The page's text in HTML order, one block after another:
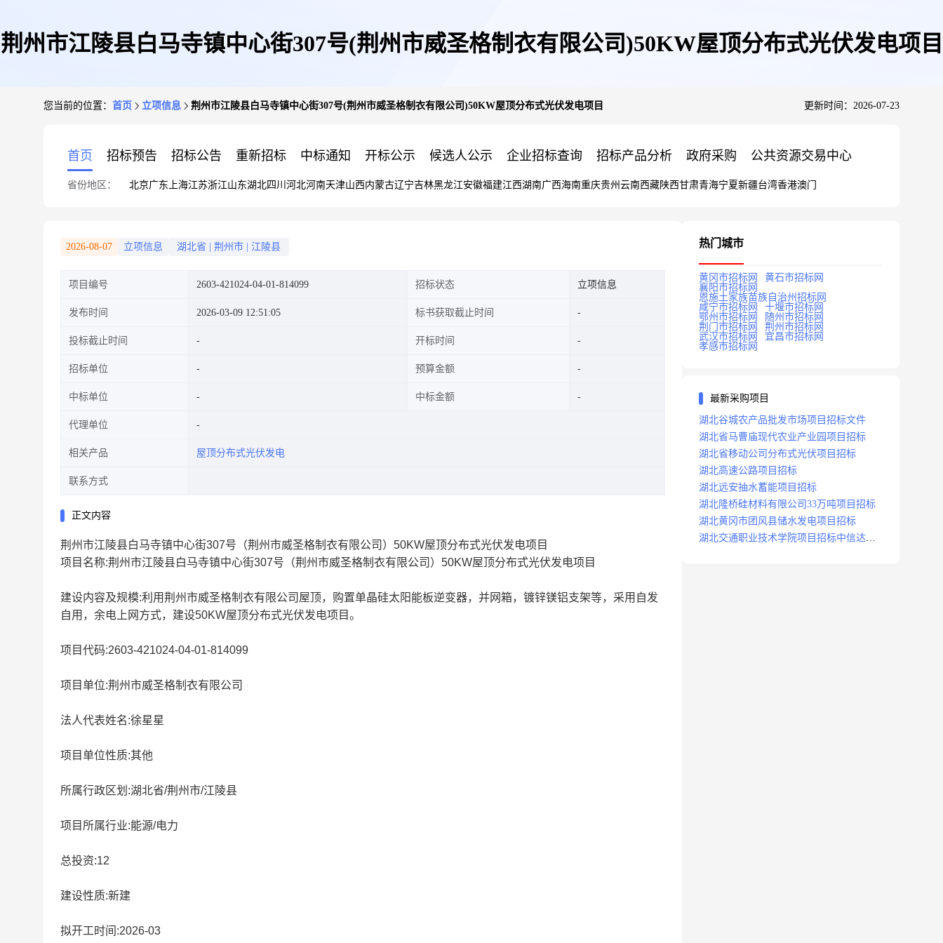
荆州市江陵县白马寺镇中心街307号(荆州市威圣格制衣有限公司)50KW屋顶分布式光伏发电项目
您当前的位置： 首页 立项信息 荆州市江陵县白马寺镇中心街307号(荆州市威圣格制衣有限公司)50KW屋顶分布式光伏发电项目 更新时间：2026-07-23
首页 招标预告 招标公告 重新招标 中标通知 开标公示 候选人公示 企业招标查询 招标产品分析 政府采购 公共资源交易中心
省份地区： 北京广东 上海江苏浙江山东湖北四川 河北河南天津山西内蒙古辽宁吉林黑龙江安徽福建江西湖南广西海南重庆贵州 云南西藏陕西甘肃青海宁夏新疆台湾香港澳门
2026-08-07 立项信息 湖北省 荆州市 江陵县
项目编号 2603-421024-04-01-814099 招标状态 立项信息
发布时间 2026-03-09 12:51:05 标书获取截止时间
投标截止时间 开标时间
招标单位 预算金额
中标单位 中标金额
代理单位
相关产品 屋顶分布式光伏发电
联系方式
正文内容
荆州市江陵县白马寺镇中心街307号（荆州市威圣格制衣有限公司）50KW屋顶分布式光伏发电项目
项目名称:荆州市江陵县白马寺镇中心街307号（荆州市威圣格制衣有限公司）50KW屋顶分布式光伏发电项目
建设内容及规模:利用荆州市威圣格制衣有限公司屋顶，购置单晶硅太阳能板逆变器，并网箱，镀锌镁铝支架等，采用自发
自用，余电上网方式，建设50KW屋顶分布式光伏发电项目。
项目代码:2603-421024-04-01-814099
项目单位:荆州市威圣格制衣有限公司
法人代表姓名:徐星星
项目单位性质:其他
所属行政区划:湖北省/荆州市/江陵县
项目所属行业:能源/电力
总投资:12
建设性质:新建
拟开工时间:2026-03
热门城市
黄冈市招标网
黄石市招标网
襄阳市招标网
恩施土家族苗族自治州招标网
咸宁市招标网
十堰市招标网
鄂州市招标网
随州市招标网
荆门市招标网
荆州市招标网
武汉市招标网
宜昌市招标网
孝感市招标网
最新采购项目
湖北谷城农产品批发市场项目招标文件
湖北省马曹庙现代农业产业园项目招标
湖北省移动公司分布式光伏项目招标
湖北高速公路项目招标
湖北远安抽水蓄能项目招标
湖北隆桥硅材料有限公司33万吨项目招标
湖北黄冈市团风县储水发电项目招标
湖北交通职业技术学院项目招标中信达咨